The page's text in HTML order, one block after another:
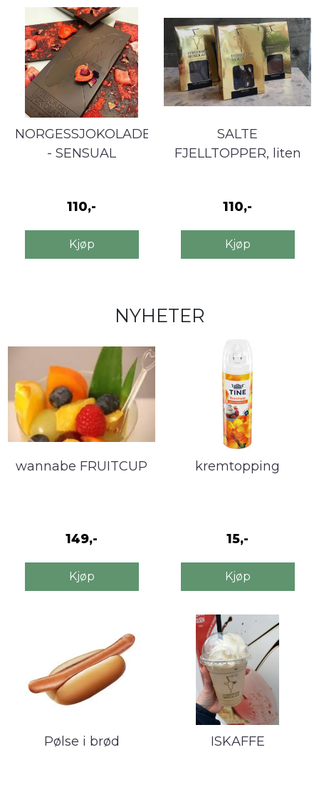
NORGESSJOKOLADE
- SENSUAL
110,-
Kjøp
SALTE
FJELLTOPPER, liten
110,-
Kjøp
NYHETER
wannabe FRUITCUP
149,-
Kjøp
kremtopping
15,-
Kjøp
Pølse i brød ISKAFFE